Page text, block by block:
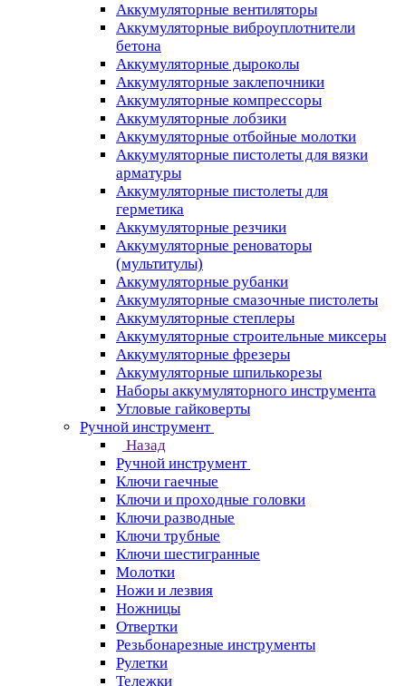
Аккумуляторные вентиляторы
Аккумуляторные виброуплотнители
бетона
Аккумуляторные дыроколы
Аккумуляторные заклепочники
Аккумуляторные компрессоры
Аккумуляторные лобзики
Аккумуляторные отбойные молотки
Аккумуляторные пистолеты для вязки
арматуры
Аккумуляторные пистолеты для
герметика
Аккумуляторные резчики
Аккумуляторные реноваторы
(мультитулы)
Аккумуляторные рубанки
Аккумуляторные смазочные пистолеты
Аккумуляторные степлеры
Аккумуляторные строительные миксеры
Аккумуляторные фрезеры
Аккумуляторные шпилькорезы
Наборы аккумуляторного инструмента
Угловые гайковерты
Ручной инструмент
Назад
Ручной инструмент
Ключи гаечные
Ключи и проходные головки
Ключи разводные
Ключи трубные
Ключи шестигранные
Молотки
Ножи и лезвия
Ножницы
Отвертки
Резьбонарезные инструменты
Рулетки
Тележки